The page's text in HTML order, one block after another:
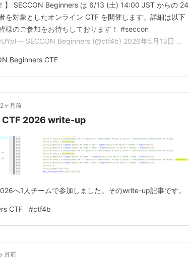
】 SECCON Beginners は 6/13 (土) 14:00 JST からの 24
を対象としたオンライン CTF を開催します。詳細は以下
様のご参加をお待ちしております！ #seccon
SECCON Beginners (@ctf4b) 2026年5月13日 以
Beginners CTF
2ヶ月前
CTF 2026 write-up
へ1人チームで参加しました。そのwrite-up記事です。
CTF #ctf4b
月前